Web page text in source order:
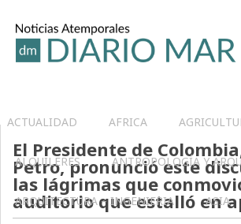
ACTUALIDAD AFRICA
ALQUILERES ANTROPOLOGÍA Y
ARQUITECTURA – INGENIERIA ASIA
El Presidente de
Petro, pronunció este
las lágrimas que
auditorio que estalló en